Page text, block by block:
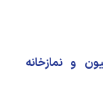
و نمازخانه